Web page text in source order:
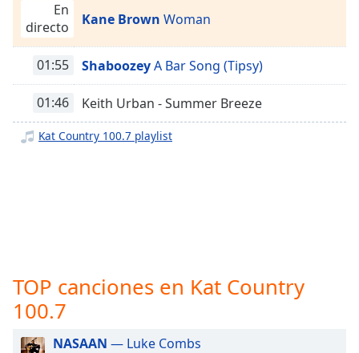
Chapters
Descriptions
descriptions
selected
dialog
subtitles
off,
selected
En
directo
Kane Brown Woman
01:55 ShaboozeyA Bar Song (Tipsy)
01:46 Keith Urban - Summer Breeze
Kat Country 100.7 playlist
TOP canciones en Kat Country
100.7
NASAAN — Luke Combs